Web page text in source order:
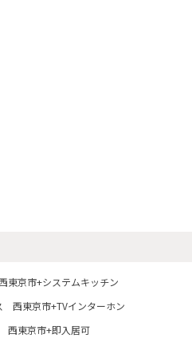
東京市+システムキッチン
西東京市+TVインターホン
西東京市+即入居可